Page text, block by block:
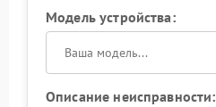
Модель устройства:
Описание неисправности: